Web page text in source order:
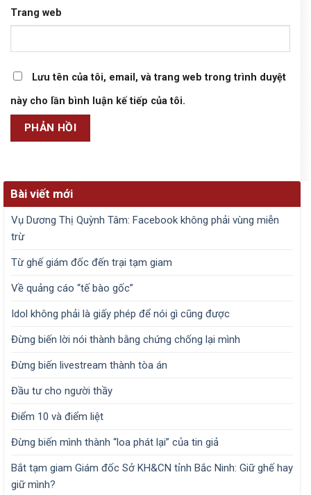
Trang web
Lưu tên của tôi, email, và trang web trong trình duyệt
này cho lần bình luận kế tiếp của tôi.
Bài viết mới
Vụ Dương Thị Quỳnh Tâm: Facebook không phải vùng miễn
trừ
Từ ghế giám đốc đến trại tạm giam
Về quảng cáo “tế bào gốc”
Idol không phải là giấy phép để nói gì cũng được
Đừng biến lời nói thành bằng chứng chống lại mình
Đừng biến livestream thành tòa án
Đầu tư cho người thầy
Điểm 10 và điểm liệt
Đừng biến mình thành “loa phát lại” của tin giả
Bắt tạm giam Giám đốc Sở KH&CN tỉnh Bắc Ninh: Giữ ghế hay
giữ mình?